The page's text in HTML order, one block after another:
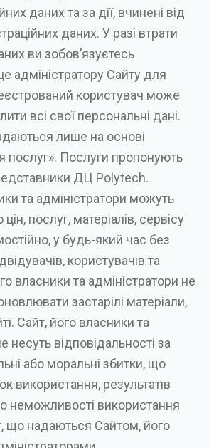
даних та за дії, вчинені від
даних. У разі втрати
ви зобов’язуєтесь
адміністратору Сайту для
користувач може
всі свої персональні дані.
лише на основі
послуг». Послуги пропонують
ДЦ Polytech.
та адміністратори можуть
послуг, матеріалів, сервісу
у будь-який час без
користувачів та
власники та адміністратори не
застарілі матеріали,
Сайт, його власники та
несуть відповідальності за
або моральні збитки, що
використання, результатів
неможливості використання
що надаються Сайтом, його